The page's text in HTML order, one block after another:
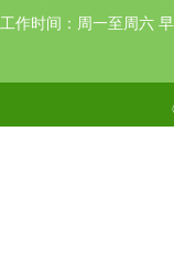
工作时间：周一至周六